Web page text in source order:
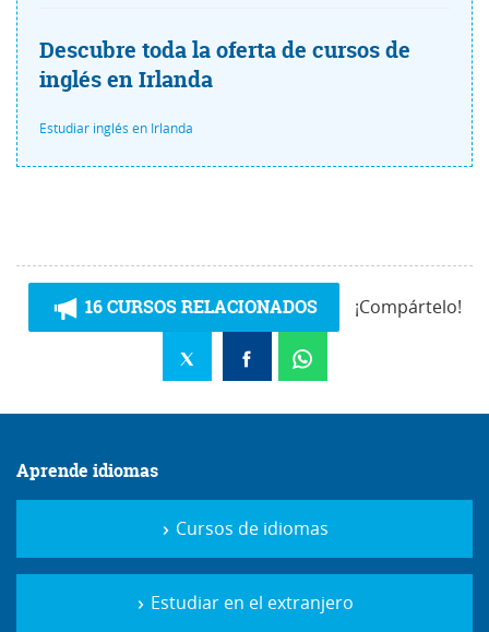
Descubre toda la oferta de cursos de
inglés en Irlanda
Estudiar inglés en Irlanda
16 CURSOS RELACIONADOS ¡Compártelo!
Aprende idiomas
Cursos de idiomas
Estudiar en el extranjero